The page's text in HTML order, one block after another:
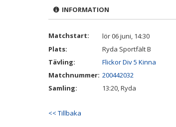
INFORMATION
Matchstart:
lör 06 juni, 14:30
Plats:
Ryda Sportfält B
Tävling:
Flickor Div 5 Kinna
Matchnummer: 200442032
Samling:
13:20, Ryda
<< Tillbaka